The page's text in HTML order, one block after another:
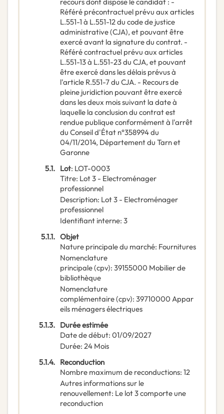
Référé précontractuel prévu aux articles
L.551-1 à L.551-12 du code de justice
administrative (CJA), et pouvant être
exercé avant la signature du contrat. -
Référé contractuel prévu aux articles
L.551-13 à L.551-23 du CJA, et pouvant
être exercé dans les délais prévus à
l'article R.551-7 du CJA. - Recours de
pleine juridiction pouvant être exercé
dans les deux mois suivant la date à
laquelle la conclusion du contrat est
rendue publique conformément à l'arrêt
du Conseil d'État n°358994 du
04/11/2014, Département du Tarn et
Garonne
5.1. Lot: LOT-0003
Titre: Lot 3 - Electroménager
professionnel
Description: Lot 3 - Electroménager
professionnel
Identifiant interne: 3
5.1.1. Objet
Nature principale du marché: Fournitures
Nomenclature
principale(cpv): 39155000 Mobilier de
bibliothèque
Nomenclature
complémentaire(cpv): 39710000 Appar
eils ménagers électriques
5.1.3. Durée estimée
Date de début: 01/09/2027
Durée: 24 Mois
5.1.4. Reconduction
Nombre maximum de reconductions: 12
Autres informations sur le
renouvellement: Le lot 3 comporte une
reconduction